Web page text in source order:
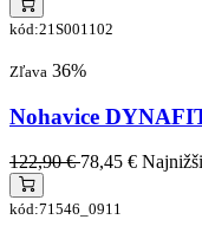
kód:21S001102
Zľava 36%
Nohavice
122,90 €78,45 €
kód:71546_0911